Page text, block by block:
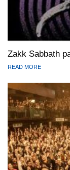
Zakk Sabbath
READ MORE